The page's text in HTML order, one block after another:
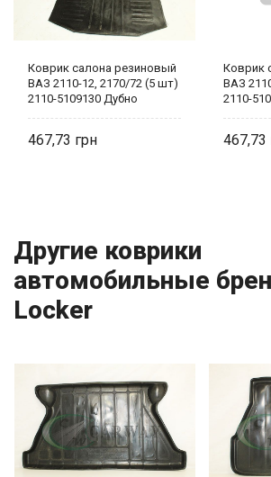
Коврик салона резиновый
ВАЗ 2110-12, 2170/72 (5 шт)
2110-5109130 Дубно
467,73
Коврик
ВАЗ
2110-
467,73
Другие коврики
автомобильные
Locker